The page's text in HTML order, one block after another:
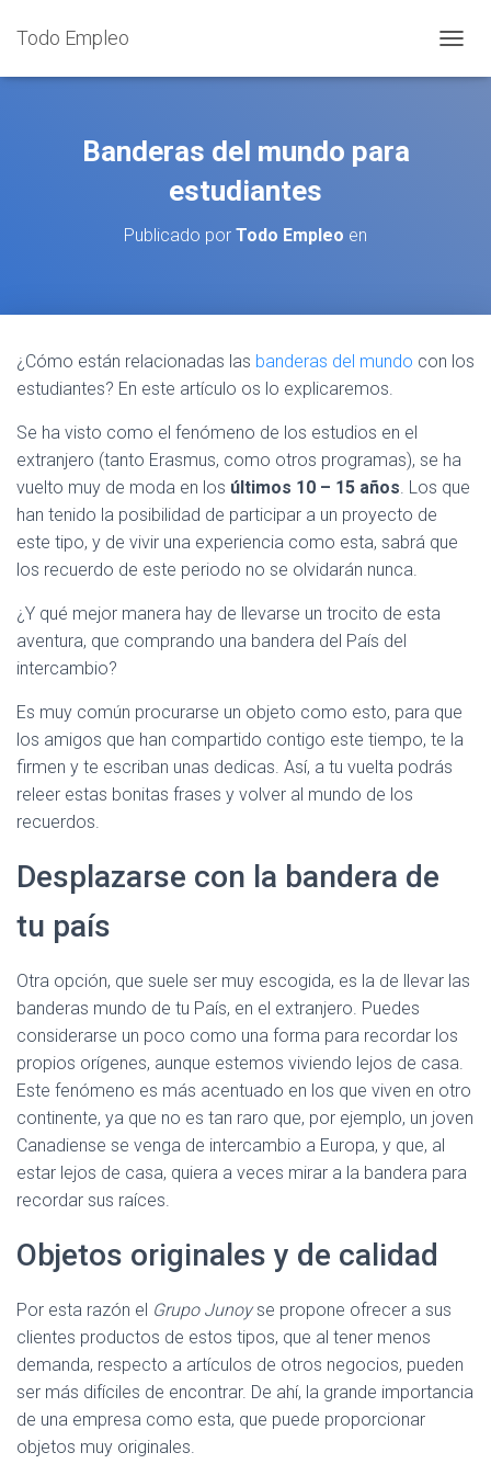
Todo Empleo
A
V
Ó
Banderas del mundo para
estudiantes
Publicado por Todo Empleo en
¿Cómo están relacionadas las banderas del mundo con los
estudiantes? En este artículo os lo explicaremos.
Se ha visto como el fenómeno de los estudios en el
extranjero (tanto Erasmus, como otros programas), se ha
vuelto muy de moda en los últimos 10 – 15 años. Los que
han tenido la posibilidad de participar a un proyecto de
este tipo, y de vivir una experiencia como esta, sabrá que
los recuerdo de este periodo no se olvidarán nunca.
¿Y qué mejor manera hay de llevarse un trocito de esta
aventura, que comprando una bandera del País del
intercambio?
Es muy común procurarse un objeto como esto, para que
los amigos que han compartido contigo este tiempo, te la
firmen y te escriban unas dedicas. Así, a tu vuelta podrás
releer estas bonitas frases y volver al mundo de los
recuerdos.
Desplazarse con la bandera de
tu país
Otra opción, que suele ser muy escogida, es la de llevar las
banderas mundo de tu País, en el extranjero. Puedes
considerarse un poco como una forma para recordar los
propios orígenes, aunque estemos viviendo lejos de casa.
Este fenómeno es más acentuado en los que viven en otro
continente, ya que no es tan raro que, por ejemplo, un joven
Canadiense se venga de intercambio a Europa, y que, al
estar lejos de casa, quiera a veces mirar a la bandera para
recordar sus raíces.
Objetos originales y de calidad
Por esta razón el Grupo Junoyse propone ofrecer a sus
clientes productos de estos tipos, que al tener menos
demanda, respecto a artículos de otros negocios, pueden
ser más difíciles de encontrar. De ahí, la grande importancia
de una empresa como esta, que puede proporcionar
objetos muy originales.